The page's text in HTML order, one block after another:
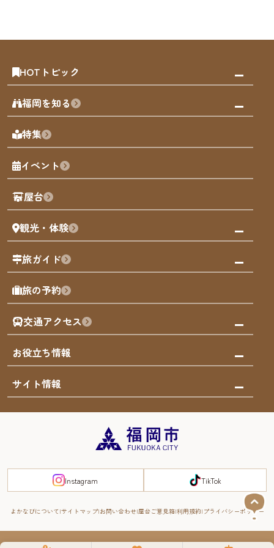
HOTトピック
みんなの旅行記
天神エリア
博多旧市街
福岡城
歴史・文化
福岡を知る
福岡の見どころ
福岡の魅力
観光カレンダー
観光PR動画
まち歩き
福岡グルメ
福岡を楽しむ
福岡のアート
福岡のナイトタイム
福岡の歴史・文化
サステナブルツーリズム
福岡検定
よかなび音声ガイド
FUKUOKA EAST&WEST COAST
特集
イベント
屋台
観光・体験
観る・遊ぶ
屋台
買う
体験
泊まる
旅ガイド
モデルコース
AIおまかせコース
オリジナルプラン
みんなの旅行記
旅の予約
交通アクセス
市内交通ガイド
お得なチケット
お役立ち情報
お知らせ
災害情報
サイト情報
まち歩き・体験プログラム掲載申込
Instagram TikTok
よかなびについて サイトマップ お問い合わせ 屋台ご意見箱 利用規約 プライバシーポリシー